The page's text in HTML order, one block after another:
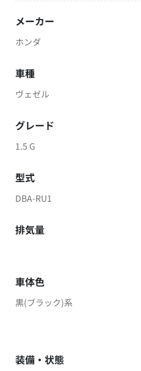
メーカー
ホンダ
車種
ヴェゼル
グレード
1.5 G
型式
DBA-RU1
排気量
車体色
黒(ブラック)系
装備・状態